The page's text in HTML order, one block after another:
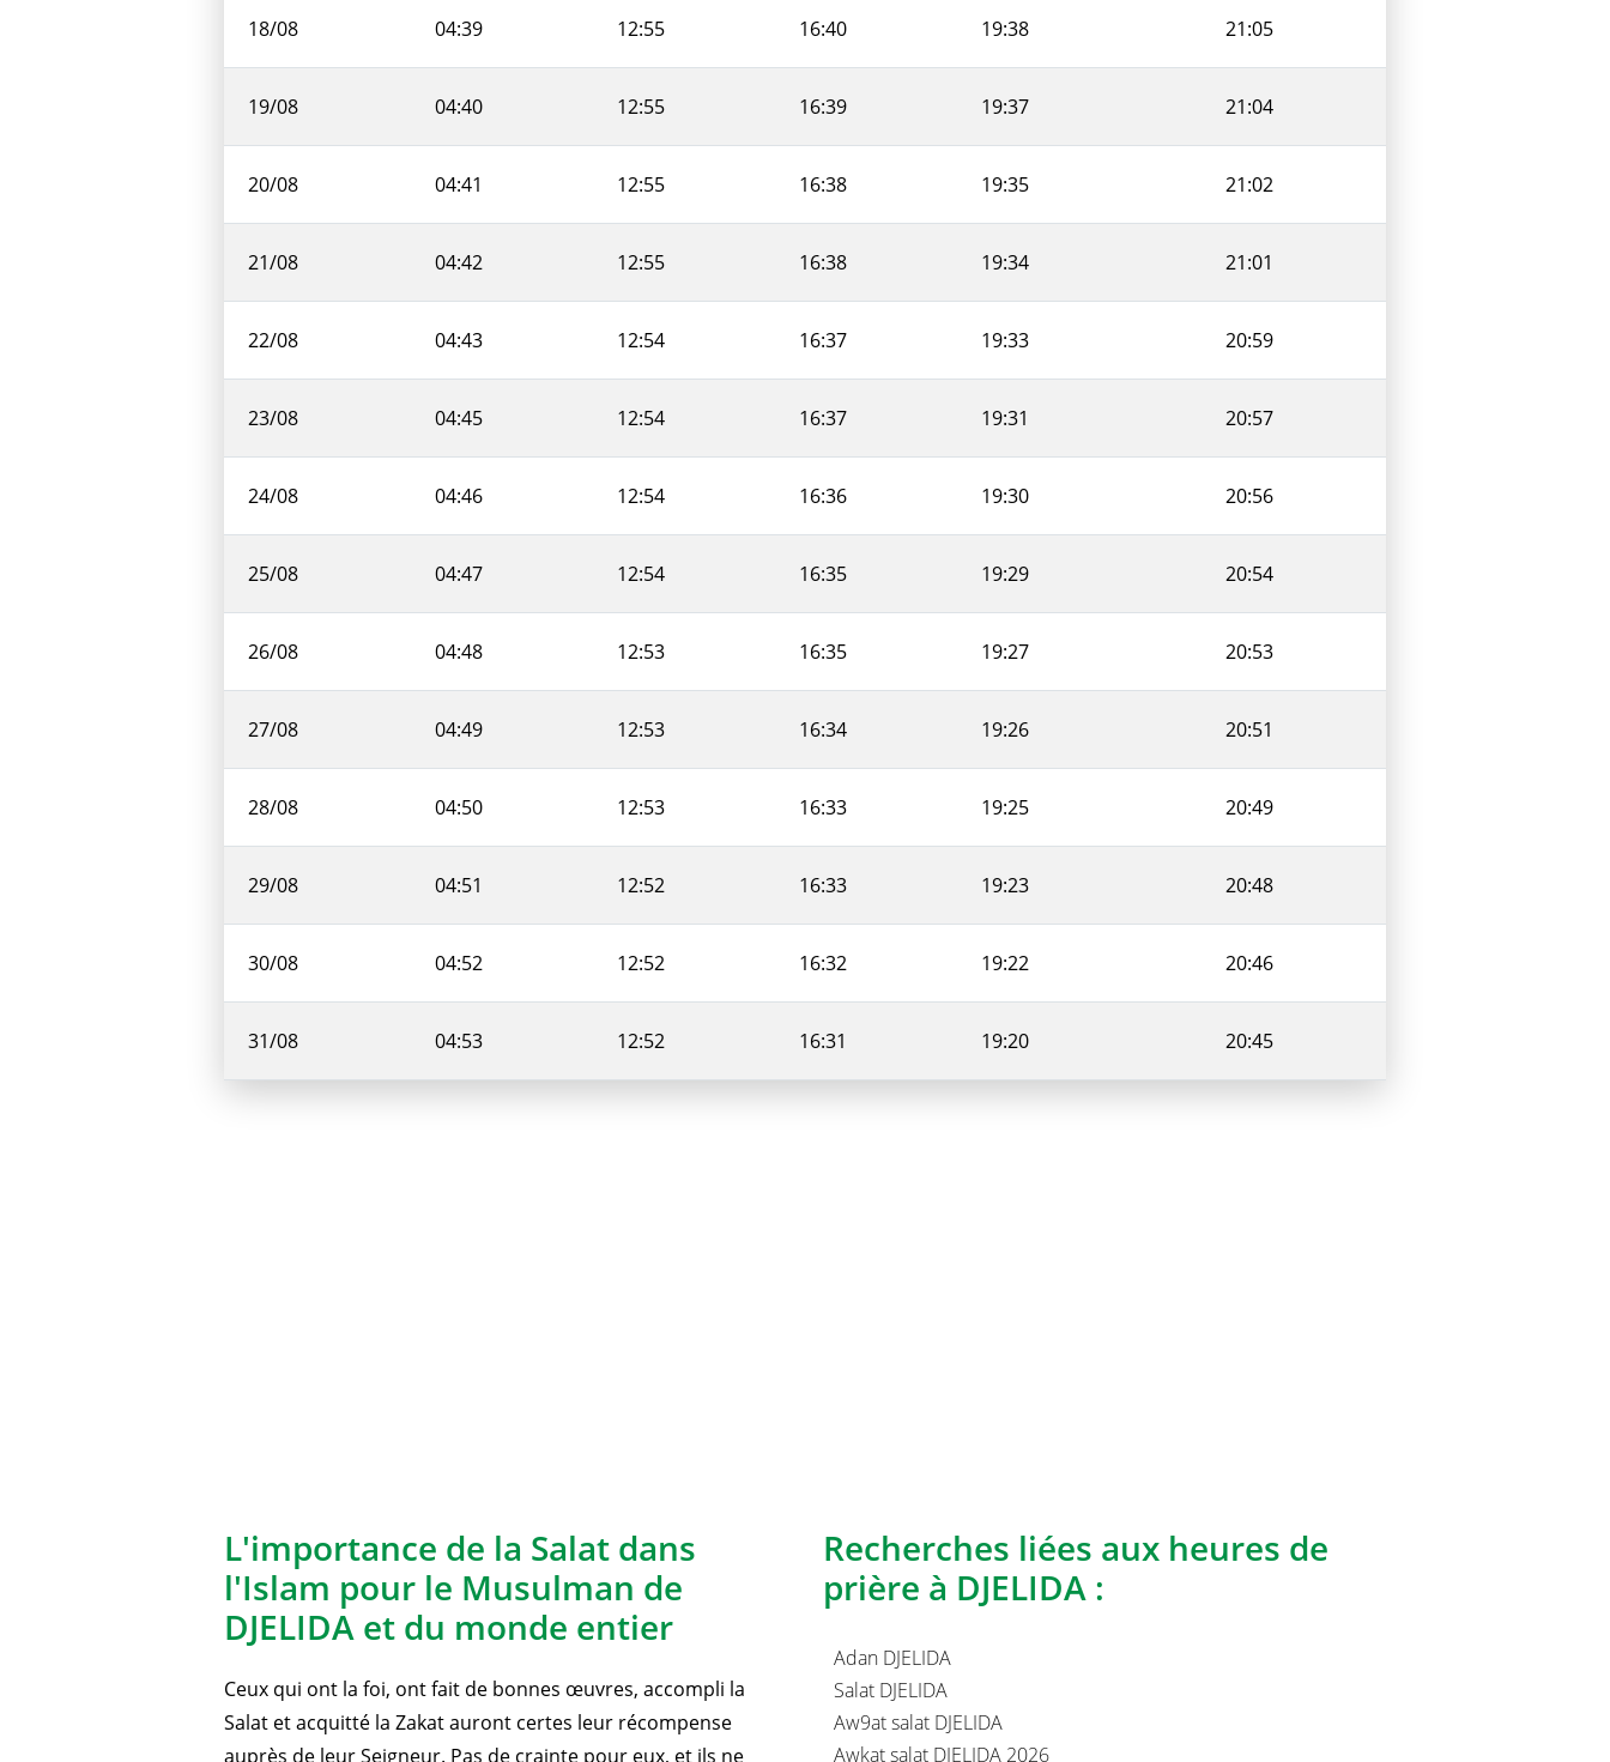
18/08 04:39 12:55 16:40 19:38 21:05
19/08 04:40 12:55 16:39 19:37 21:04
20/08 04:41 12:55 16:38 19:35 21:02
21/08 04:42 12:55 16:38 19:34 21:01
22/08 04:43 12:54 16:37 19:33 20:59
23/08 04:45 12:54 16:37 19:31 20:57
24/08 04:46 12:54 16:36 19:30 20:56
25/08 04:47 12:54 16:35 19:29 20:54
26/08 04:48 12:53 16:35 19:27 20:53
27/08 04:49 12:53 16:34 19:26 20:51
28/08 04:50 12:53 16:33 19:25 20:49
29/08 04:51 12:52 16:33 19:23 20:48
30/08 04:52 12:52 16:32 19:22 20:46
31/08 04:53 12:52 16:31 19:20 20:45
L'importance de la Salat dans
l'Islam pour le Musulman de
DJELIDA et du monde entier
Ceux qui ont la foi, ont fait de bonnes œuvres, accompli la
Salat et acquitté la Zakat auront certes leur récompense
auprès de leur Seigneur. Pas de crainte pour eux, et ils ne
Recherches liées aux heures de
prière à DJELIDA :
Adan DJELIDA
Salat DJELIDA
Aw9at salat DJELIDA
Awkat salat DJELIDA 2026